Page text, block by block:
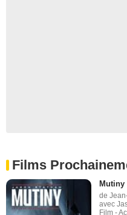
Films
Mutiny
de
avec
Film -